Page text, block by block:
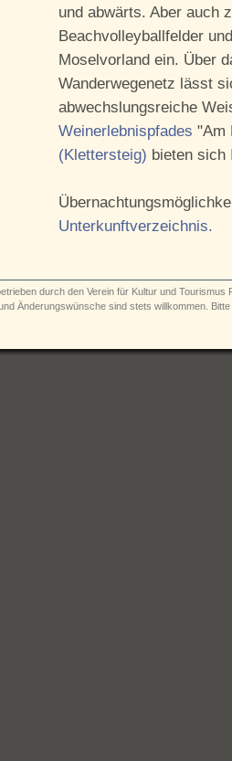
und abwärts. Aber auch
Beachvolleyballfelder
Moselvorland ein. Über
Wanderwegenetz lässt
abwechslungsreiche
Weinerlebnispfades "Am
(Klettersteig) bieten sich
Unterkunftverzeichnis.
durch den Verein für Kultur und Tourismus
Änderungswünsche sind stets willkommen. Bitte